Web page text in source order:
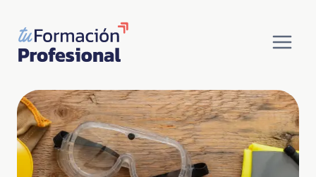
contenido